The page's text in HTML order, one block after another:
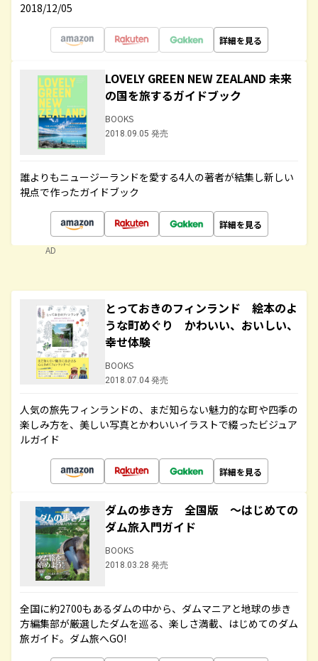
2018/12/05
詳細を見る
LOVELY GREEN NEW ZEALAND 未来
の国を旅するガイドブック
BOOKS
2018.09.05 発売
誰よりもニュージーランドを愛する4人の著者が結集し新しい
視点で作ったガイドブック
詳細を見る
AD
とっておきのフィンランド 絵本のよ
うな町めぐり かわいい、おいしい、
幸せ体験
BOOKS
2018.07.04 発売
人気の旅先フィンランドの、まだ知らない魅力的な町や四季の
楽しみ方を、美しい写真とかわいいイラストで綴ったビジュア
ルガイド
詳細を見る
ダムの歩き方 全国版 ～はじめての
ダム旅入門ガイド
BOOKS
2018.03.28 発売
全国に約2700もあるダムの中から、ダムマニアと地球の歩き
方編集部が厳選したダムを巡る、楽しさ満載、はじめてのダム
旅ガイド。ダム旅へGO!